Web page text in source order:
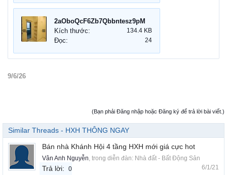
Kích thước: 134.4 KB
Đọc: 24
9/6/26
(Bạn phải Đăng nhập hoặc Đăng ký để trả lời bài viết.)
Similar Threads - HXH THÔNG NGAY
Bán nhà Khánh Hội 4 tầng HXH mới giá cực hot
Vân Anh Nguyễn, trong diễn đàn: Nhà đất - Bất Động Sản
Trả lời: 0 6/1/21